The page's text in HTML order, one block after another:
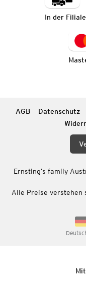
In der Filiale
AGB Datenschutz
Ernsting’s family
Alle Preise verstehen
Mit